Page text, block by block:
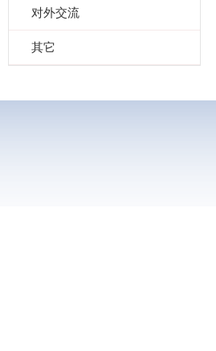
对外交流
其它